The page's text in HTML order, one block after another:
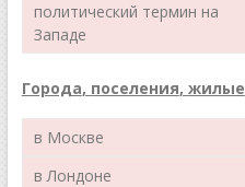
политический термин на
Западе
Города, поселения, жилые
в Москве
в Лондоне